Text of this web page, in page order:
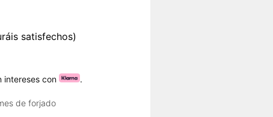
satisfechos)
intereses con .
de forjado